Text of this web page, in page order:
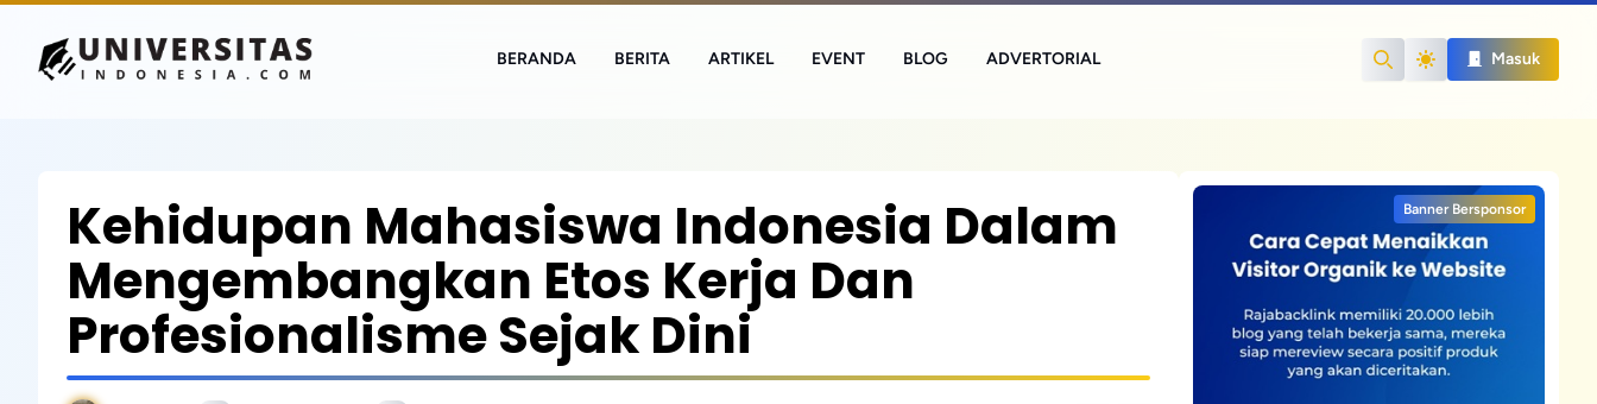
Search
Masuk
BERANDA BERITA ARTIKEL EVENT BLOG ADVERTORIAL
Kehidupan Mahasiswa Indonesia Dalam
Mengembangkan Etos Kerja Dan
Profesionalisme Sejak Dini
Banner Bersponsor